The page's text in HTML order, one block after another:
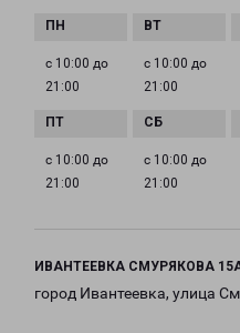
с 10:00 до
21:00
с 10:00 до
21:00
с 10:00 до
21:00
с 10:00 до
21:00
ИВАНТЕЕВКА СМУРЯКОВА
город Ивантеевка, улица